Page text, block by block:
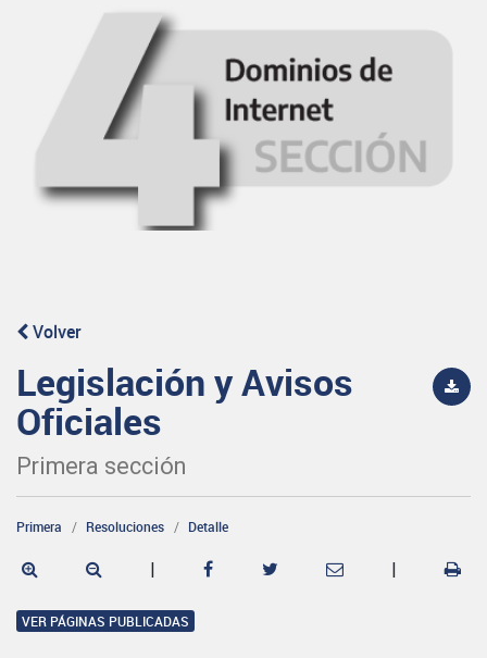
Volver
Legislación y Avisos
Oficiales
Primera sección
Primera Resoluciones Detalle
| |
VER PÁGINAS PUBLICADAS